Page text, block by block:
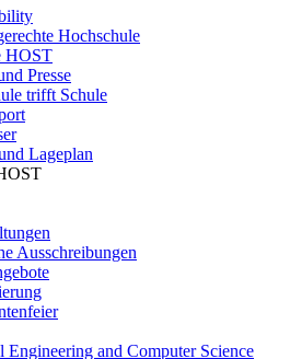
Hochschule
HOST
Presse
trifft Schule
Lageplan
Ausschreibungen
Engineering and Computer Science